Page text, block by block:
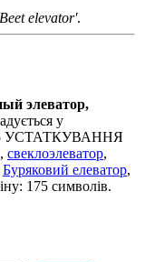
elevator'.
элеватор,
у
УСТАТКУВАННЯ
, свеклоэлеватор,
Буряковий елеватор,
175 символів.